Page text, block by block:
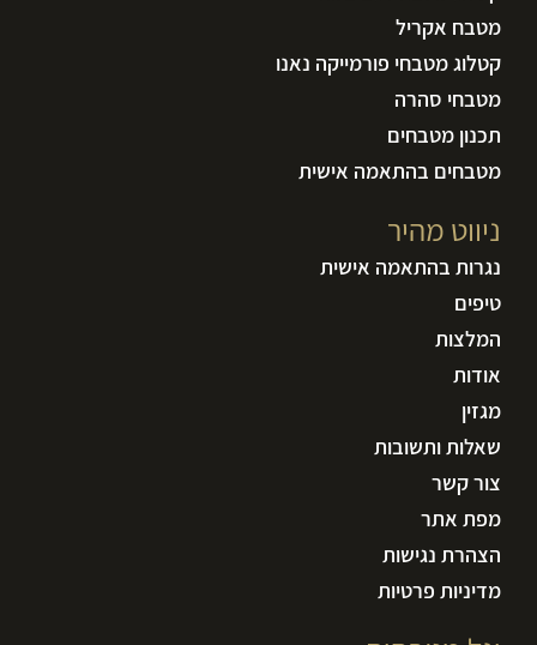
מטבח אקריל
קטלוג מטבחי פורמייקה נאנו
מטבחי סהרה
תכנון מטבחים
מטבחים בהתאמה אישית
ניווט מהיר
נגרות בהתאמה אישית
טיפים
המלצות
אודות
מגזין
שאלות ותשובות
צור קשר
מפת אתר
הצהרת נגישות
מדיניות פרטיות